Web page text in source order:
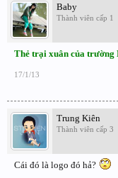
Baby
Thành viên cấp 1
Thẻ trại xuân của trường
17/1/13
Trung Kiên
Thành viên cấp 3
Cái đó là logo đó hả?